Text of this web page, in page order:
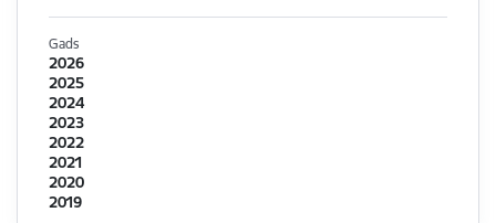
Gads
2026
2025
2024
2023
2022
2021
2020
2019